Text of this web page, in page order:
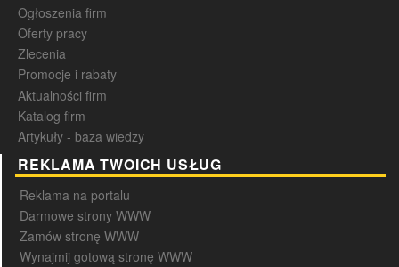
Ogłoszenia firm
Oferty pracy
Zlecenia
Promocje i rabaty
Aktualności firm
Katalog firm
Artykuły - baza wiedzy
REKLAMA TWOICH USŁUG
Reklama na portalu
Darmowe strony WWW
Zamów stronę WWW
Wynajmij gotową stronę WWW